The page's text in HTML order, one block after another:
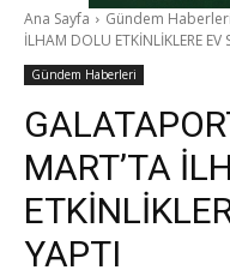
Ana Sayfa Gündem Haberleri
İLHAM DOLU ETKİNLİKLERE EV
Gündem Haberleri
MART’TA
YAPTI